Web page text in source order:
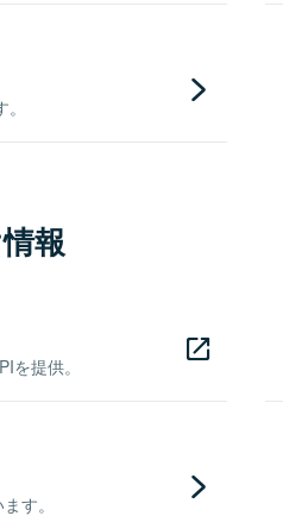
報
提供。
す。